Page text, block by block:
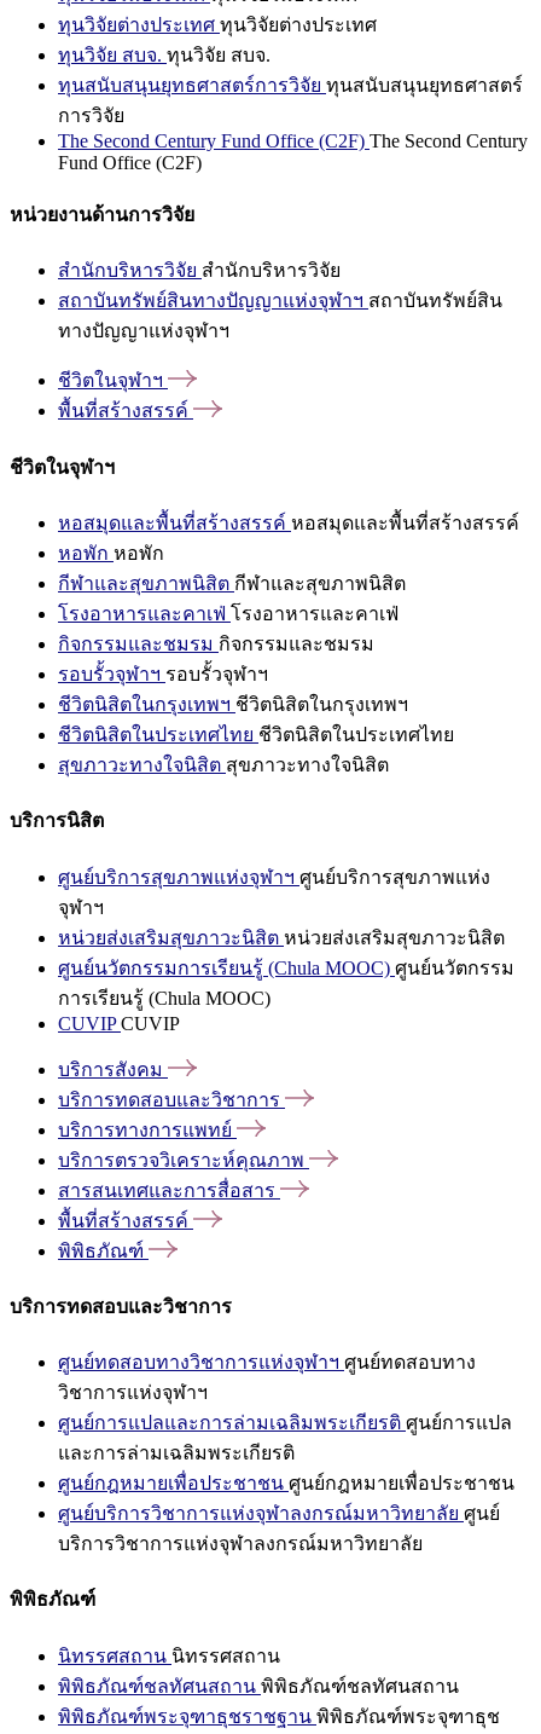
ทุนวิจัยต่างประเทศ ทุนวิจัยต่างประเทศ
ทุนวิจัย สบจ. ทุนวิจัย สบจ.
ทุนสนับสนุนยุทธศาสตร์การวิจัย ทุนสนับสนุนยุทธศาสตร์
การวิจัย
The Second Century Fund Office (C2F) The Second Century
Fund Office (C2F)
หน่วยงานด้านการวิจัย
สำนักบริหารวิจัย สำนักบริหารวิจัย
สถาบันทรัพย์สินทางปัญญาแห่งจุฬาฯ สถาบันทรัพย์สิน
ทางปัญญาแห่งจุฬาฯ
ชีวิตในจุฬาฯ
พื้นที่สร้างสรรค์
ชีวิตในจุฬาฯ
หอสมุดและพื้นที่สร้างสรรค์ หอสมุดและพื้นที่สร้างสรรค์
หอพัก หอพัก
กีฬาและสุขภาพนิสิต กีฬาและสุขภาพนิสิต
โรงอาหารและคาเฟ่ โรงอาหารและคาเฟ่
กิจกรรมและชมรม กิจกรรมและชมรม
รอบรั้วจุฬาฯ รอบรั้วจุฬาฯ
ชีวิตนิสิตในกรุงเทพฯ ชีวิตนิสิตในกรุงเทพฯ
ชีวิตนิสิตในประเทศไทย ชีวิตนิสิตในประเทศไทย
สุขภาวะทางใจนิสิต สุขภาวะทางใจนิสิต
บริการนิสิต
ศูนย์บริการสุขภาพแห่งจุฬาฯ ศูนย์บริการสุขภาพแห่ง
จุฬาฯ
หน่วยส่งเสริมสุขภาวะนิสิต หน่วยส่งเสริมสุขภาวะนิสิต
ศูนย์นวัตกรรมการเรียนรู้ (Chula MOOC) ศูนย์นวัตกรรม
การเรียนรู้ (Chula MOOC)
CUVIPCUVIP
บริการสังคม
บริการทดสอบและวิชาการ
บริการทางการแพทย์
บริการตรวจวิเคราะห์คุณภาพ
สารสนเทศและการสื่อสาร
พื้นที่สร้างสรรค์
พิพิธภัณฑ์
บริการทดสอบและวิชาการ
ศูนย์ทดสอบทางวิชาการแห่งจุฬาฯ ศูนย์ทดสอบทาง
วิชาการแห่งจุฬาฯ
ศูนย์การแปลและการล่ามเฉลิมพระเกียรติ ศูนย์การแปล
และการล่ามเฉลิมพระเกียรติ
ศูนย์กฎหมายเพื่อประชาชน ศูนย์กฎหมายเพื่อประชาชน
ศูนย์บริการวิชาการแห่งจุฬาลงกรณ์มหาวิทยาลัย ศูนย์
บริการวิชาการแห่งจุฬาลงกรณ์มหาวิทยาลัย
พิพิธภัณฑ์
นิทรรศสถาน นิทรรศสถาน
พิพิธภัณฑ์ชลทัศนสถาน พิพิธภัณฑ์ชลทัศนสถาน
พิพิธภัณฑ์พระจุฑาธุชราชฐาน พิพิธภัณฑ์พระจุฑาธุช